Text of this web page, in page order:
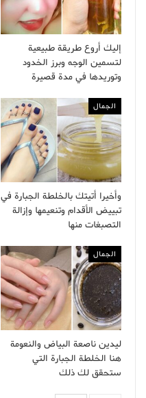
إليك أروع طريقة طبيعية
لتسمين الوجه وبرز الخدود
وتوريدها في مدة قصيرة
الجمال
وأخيرا أتيتك بالخلطة الجبارة في
تبييض الأقدام وتنعيمها وإزالة
التصبغات منها
الجمال
ليدين ناصعة البياض والنعومة
هنا الخلطة الجبارة التي
ستحقق لك ذلك